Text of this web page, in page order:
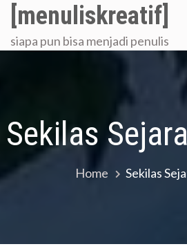
Skip
content
[menuliskreatif]
siapa pun bisa menjadi penulis
Sekilas
Home Sekilas